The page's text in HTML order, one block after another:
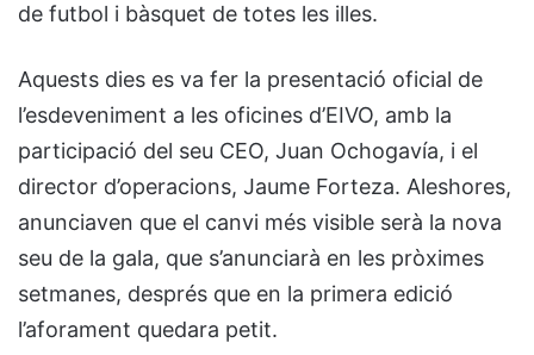
de futbol i bàsquet de totes les illes.
Aquests dies es va fer la presentació oficial de
l’esdeveniment a les oficines d’EIVO, amb la
participació del seu CEO, Juan Ochogavía, i el
director d’operacions, Jaume Forteza. Aleshores,
anunciaven que el canvi més visible serà la nova
seu de la gala, que s’anunciarà en les pròximes
setmanes, després que en la primera edició
l’aforament quedara petit.